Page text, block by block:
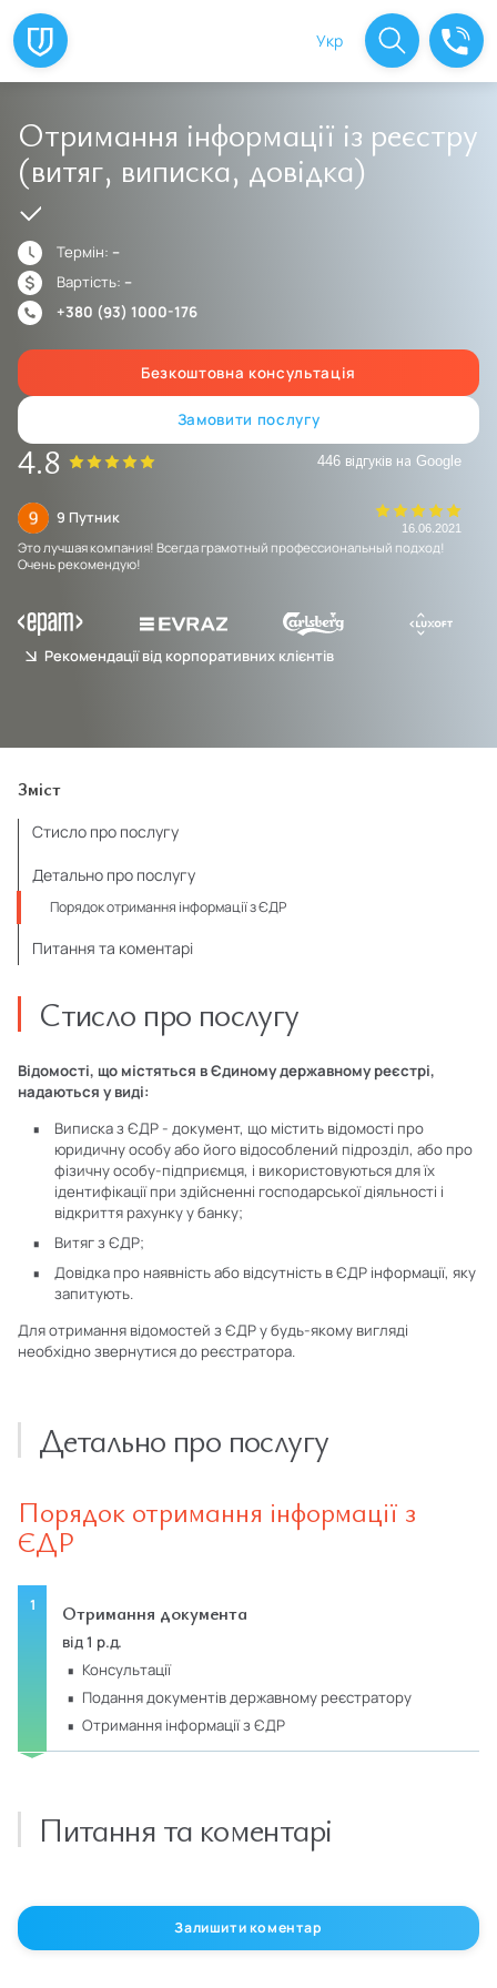
Укр
Отримання інформації із реєстру
(витяг, виписка, довідка)
Термін: --
Вартість: --
+380 (93) 1000-176
Безкоштовна консультація
Замовити послугу
4.8 446 відгуків на Google
9 Путник
16.06.2021
Это лучшая компания! Всегда грамотный профессиональный подход!
Очень рекомендую!
Рекомендації від корпоративних клієнтів
Стисло про послугу
Відомості, що містяться в Єдиному державному реєстрі,
надаються у виді:
Виписка з ЄДР - документ, що містить відомості про
юридичну особу або його відособлений підрозділ, або про
фізичну особу-підприємця, і використовуються для їх
ідентифікації при здійсненні господарської діяльності і
відкриття рахунку у банку;
Витяг з ЄДР;
Довідка про наявність або відсутність в ЄДР інформації, яку
запитують.
Для отримання відомостей з ЄДР у будь-якому вигляді
необхідно звернутися до реєстратора.
Детально про послугу
Порядок отримання інформації з
ЄДР
Отримання документа
від 1 р.д.
консультації
подання документів державному реєстратору
отримання інформації з ЄДР
Питання та коментарі
Залишити коментар
Зміст
Стисло про послугу
Детально про послугу
Порядок отримання інформації з ЄДР
Питання та коментарі